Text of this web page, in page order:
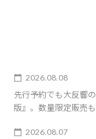
2026.08.08
先行予約でも大反響
版』。数量限定販売も
2026.08.07